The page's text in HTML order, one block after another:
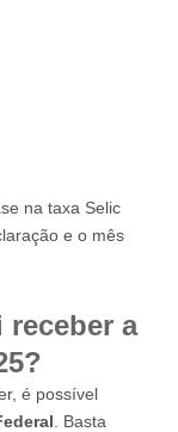
na taxa Selic
e o mês
receber a
é possível
. Basta